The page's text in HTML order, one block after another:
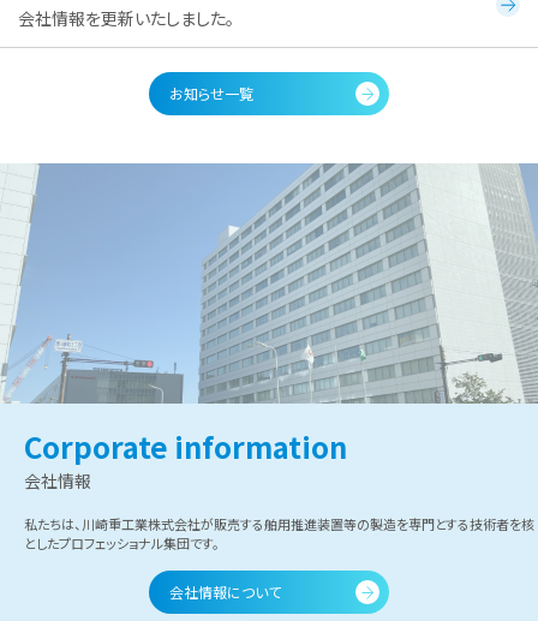
会社情報を更新いたしました。
お知らせ一覧
Corporate information
会社情報
私たちは、川崎重工業株式会社が販売する舶用推進装置等の製造を専門とする技術者を核
としたプロフェッショナル集団です。
会社情報について